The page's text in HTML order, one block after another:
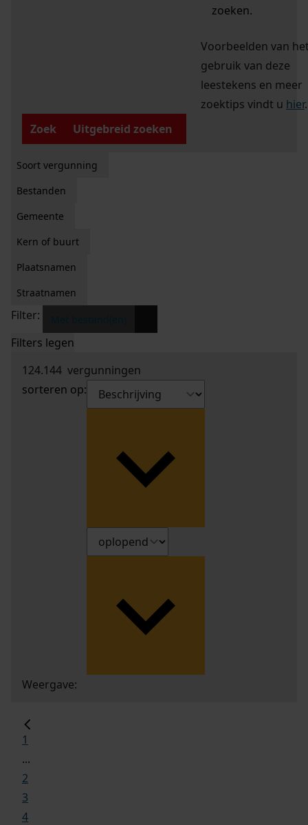
zoeken.
Voorbeelden van
gebruik van deze
leestekens en meer
zoektips vindt u hier.
Zoek
Uitgebreid zoeken
Soort vergunning
Bestanden
Gemeente
Kern of buurt
Plaatsnamen
Straatnamen
Filter:
Filters legen
124.144 vergunningen
sorteren op:
Weergave:
1
...
2
3
4